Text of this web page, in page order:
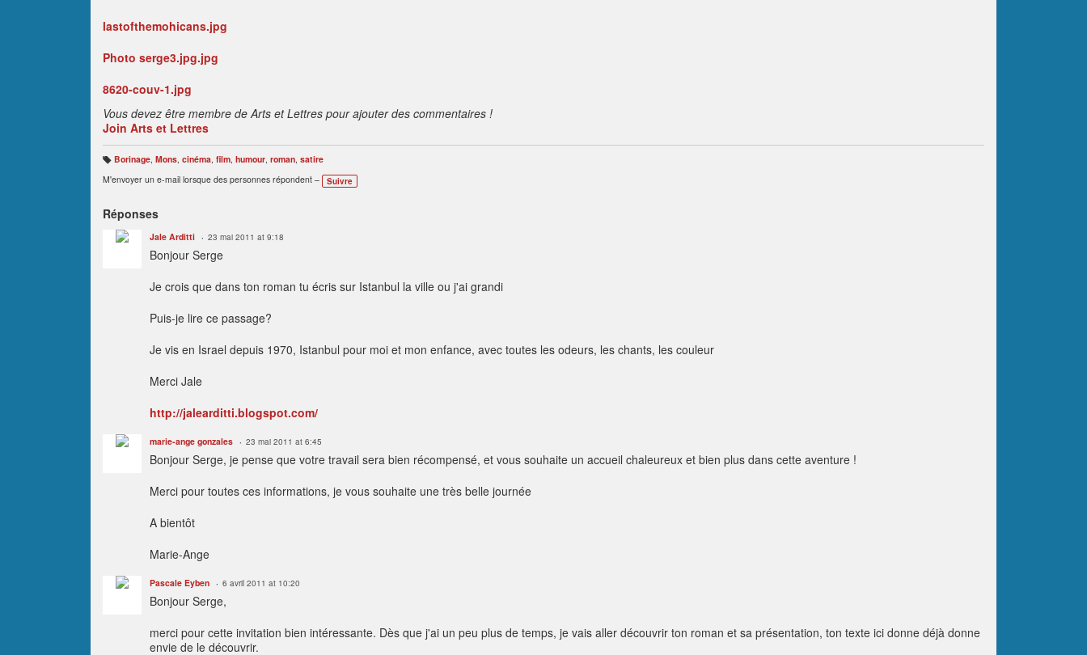
lastofthemohicans.jpg
Photo serge3.jpg.jpg
8620-couv-1.jpg
Vous devez être membre de Arts et Lettres pour ajouter des commentaires !
Join Arts et Lettres
B
ali
s
:
Borinage, Mons, cinéma, film, humour, roman, satire
M'envoyer un e-mail lorsque des personnes répondent –
Suivre
Réponses
Jale Arditti 23 mai 2011 at 9:18
Bonjour Serge
Je crois que dans ton roman tu écris sur Istanbul la ville ou j'ai grandi
Puis-je lire ce passage?
Je vis en Israel depuis 1970, Istanbul pour moi et mon enfance, avec toutes les odeurs, les chants, les couleur
Merci Jale
http://jalearditti.blogspot.com/
marie-ange gonzales 23 mai 2011 at 6:45
Bonjour Serge, je pense que votre travail sera bien récompensé, et vous souhaite un accueil chaleureux et bien plus dans cette aventure !
Merci pour toutes ces informations, je vous souhaite une très belle journée
A bientôt
Marie-Ange
Pascale Eyben 6 avril 2011 at 10:20
Bonjour Serge,
merci pour cette invitation bien intéressante. Dès que j'ai un peu plus de temps, je vais aller découvrir ton roman et sa présentation, ton texte ici donne déjà donne
envie de le découvrir.